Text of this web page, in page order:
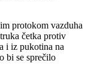
protokom vazduha
četka protiv
i iz pukotina na
bi se sprečilo